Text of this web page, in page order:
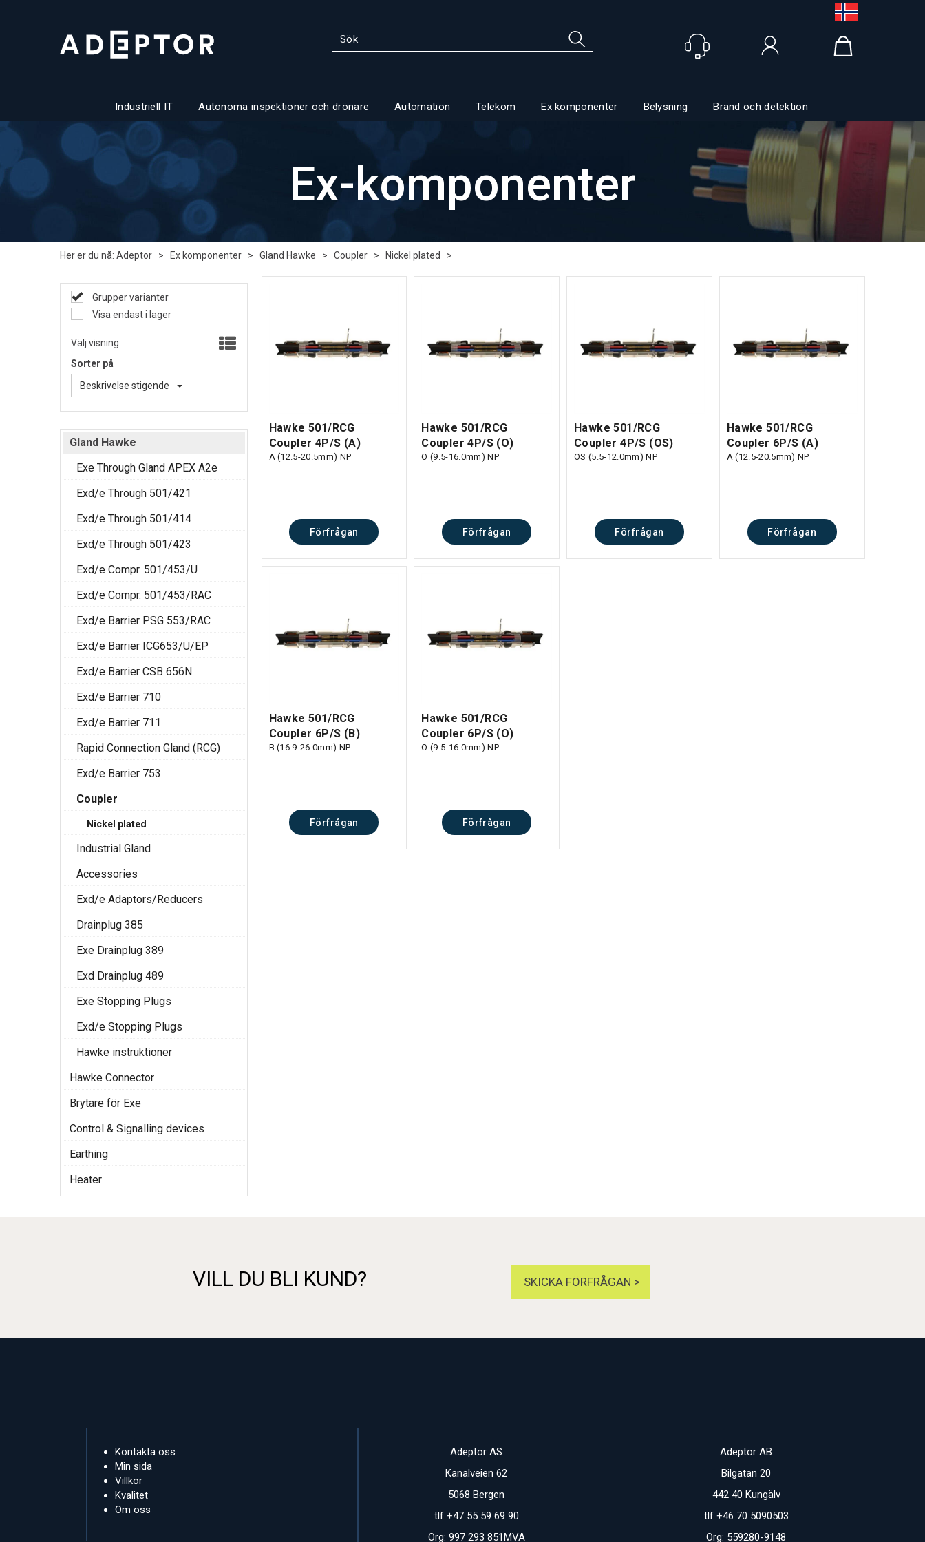
Industriell IT Autonoma inspektioner och drönare Automation Telekom Ex komponenter Belysning Brand och detektion
Ex-komponenter
Her er du nå: Adeptor > Ex komponenter > Gland Hawke > Coupler > Nickel plated >
Grupper varianter
Visa endast i lager
Välj visning:
Sorter på
Beskrivelse stigende
Gland Hawke
Exe Through Gland APEX A2e
Exd/e Through 501/421
Exd/e Through 501/414
Exd/e Through 501/423
Exd/e Compr. 501/453/U
Exd/e Compr. 501/453/RAC
Exd/e Barrier PSG 553/RAC
Exd/e Barrier ICG653/U/EP
Exd/e Barrier CSB 656N
Exd/e Barrier 710
Exd/e Barrier 711
Rapid Connection Gland (RCG)
Exd/e Barrier 753
Coupler
Nickel plated
Industrial Gland
Accessories
Exd/e Adaptors/Reducers
Drainplug 385
Exe Drainplug 389
Exd Drainplug 489
Exe Stopping Plugs
Exd/e Stopping Plugs
Hawke instruktioner
Hawke Connector
Brytare för Exe
Control & Signalling devices
Earthing
Heater
Hawke 501/RCG
Coupler 4P/S (A)
A (12.5-20.5mm) NP
Förfrågan
Hawke 501/RCG
Coupler 4P/S (O)
O (9.5-16.0mm) NP
Förfrågan
Hawke 501/RCG
Coupler 4P/S (OS)
OS (5.5-12.0mm) NP
Förfrågan
Hawke 501/RCG
Coupler 6P/S (A)
A (12.5-20.5mm) NP
Förfrågan
Hawke 501/RCG
Coupler 6P/S (B)
B (16.9-26.0mm) NP
Förfrågan
Hawke 501/RCG
Coupler 6P/S (O)
O (9.5-16.0mm) NP
Förfrågan
VILL DU BLI KUND? SKICKA FÖRFRÅGAN >
Kontakta oss
Min sida
Villkor
Kvalitet
Om oss
Adeptor AS
Kanalveien 62
5068 Bergen
tlf +47 55 59 69 90
Org: 997 293 851MVA
Adeptor AB
Bilgatan 20
442 40 Kungälv
tlf +46 70 5090503
Org: 559280-9148